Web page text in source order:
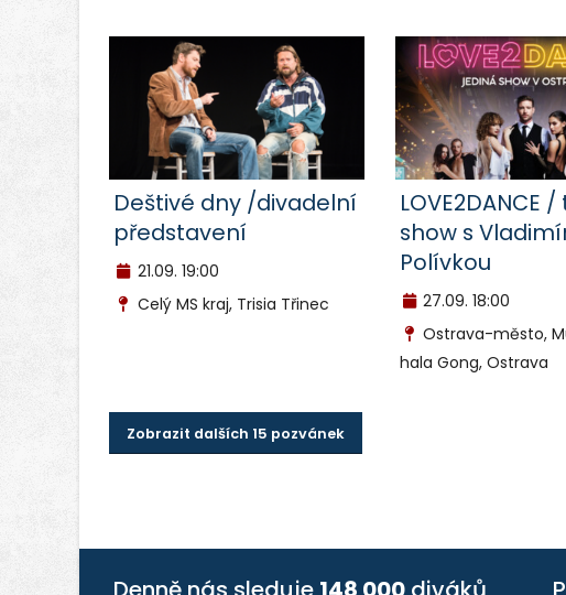
Deštivé dny /divadelní
představení
21.09. 19:00
Celý MS kraj, Trisia Třinec
LOVE2DANCE
show s
Polívkou
27.09. 18:00
Ostrava-město,
hala Gong, Ostrava
Zobrazit dalších 15 pozvánek